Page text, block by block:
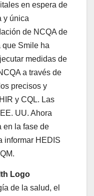
en espera de
y única
de NCQA de
que Smile ha
medidas de
a través de
precisos y
y CQL. Las
UU. Ahora
en la fase de
informar HEDIS
Logo
de la salud, el